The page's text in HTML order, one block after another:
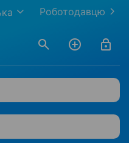
Роботодавцю